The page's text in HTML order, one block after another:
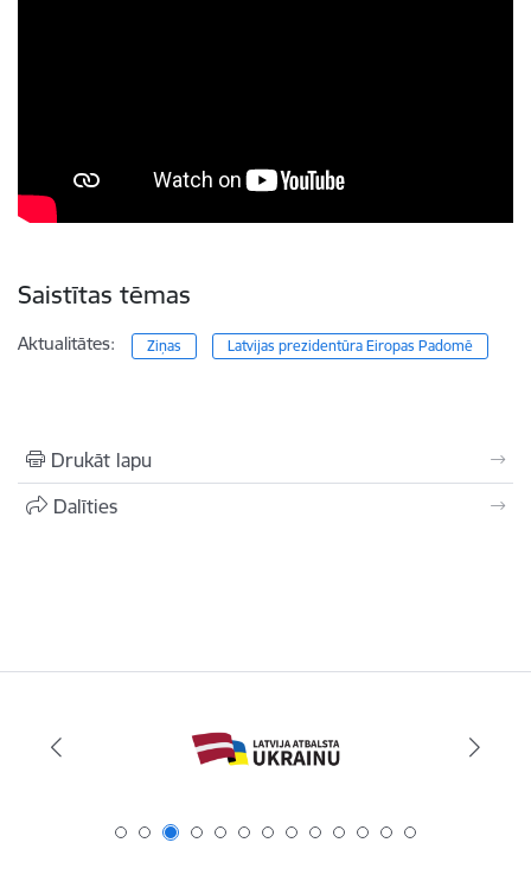
Saistītas tēmas
Aktualitātes: Ziņas Latvijas prezidentūra Eiropas Padomē
Drukāt lapu
Dalīties